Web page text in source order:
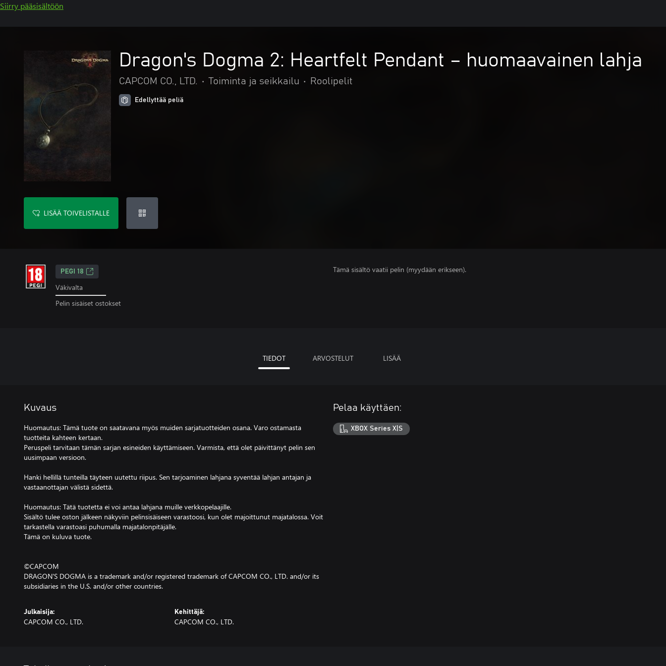
Siirry pääsisältöön
Dragon's Dogma 2: Heartfelt Pendant – huomaavainen lahja
CAPCOM CO., LTD. • Toiminta ja seikkailu • Roolipelit
Edellyttää peliä
LISÄÄ TOIVELISTALLE
PEGI 18
Väkivalta
Pelin sisäiset ostokset
Tämä sisältö vaatii pelin (myydään erikseen).
TIEDOT ARVOSTELUT LISÄÄ
Kuvaus
Huomautus: Tämä tuote on saatavana myös muiden sarjatuotteiden osana. Varo ostamasta
tuotteita kahteen kertaan.
Peruspeli tarvitaan tämän sarjan esineiden käyttämiseen. Varmista, että olet päivittänyt pelin sen
uusimpaan versioon.
Hanki hellillä tunteilla täyteen uutettu riipus. Sen tarjoaminen lahjana syventää lahjan antajan ja
vastaanottajan välistä sidettä.
Huomautus: Tätä tuotetta ei voi antaa lahjana muille verkkopelaajille.
Sisältö tulee oston jälkeen näkyviin pelinsisäiseen varastoosi, kun olet majoittunut majatalossa. Voit
tarkastella varastoasi puhumalla majatalonpitäjälle.
Tämä on kuluva tuote.
©CAPCOM
DRAGON'S DOGMA is a trademark and/or registered trademark of CAPCOM CO., LTD. and/or its
subsidiaries in the U.S. and/or other countries.
Julkaisija:
CAPCOM CO., LTD.
Kehittäjä:
CAPCOM CO., LTD.
Pelaa käyttäen:
XBOX Series X|S